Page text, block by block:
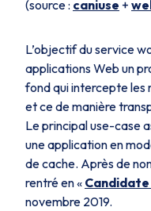
(source : caniuse +
L’objectif du service
applications Web un
fond qui intercepte les
et ce de manière
Le principal use-case
une application en
de cache. Après de
rentré en «
novembre 2019.